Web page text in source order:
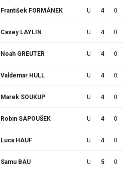
František FORMÁNEK U 4 0
Casey LAYLIN U 4 0
Noah GREUTER U 4 0
Valdemar HULL U 4 0
Marek SOUKUP U 4 0
Robin SAPOUŠEK U 4 0
Luca HAUF U 4 0
Samu BAU U 5 0